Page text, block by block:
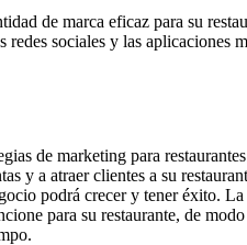
de marca eficaz para su
redes sociales y las aplicaciones
de marketing para
y a atraer clientes a su
podrá crecer y tener éxito.
para su restaurante, de